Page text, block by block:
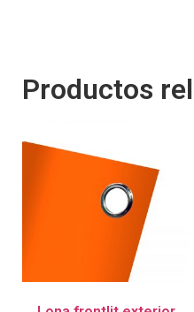
Productos